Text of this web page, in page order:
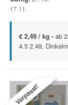
17.11.
€ 2,49 / kg - ab
4.5 2.49,
Verpasst!